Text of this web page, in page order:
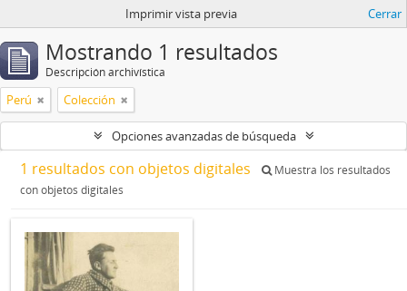
Imprimir vista previa Cerrar
Mostrando 1 resultados
Descripción archivística
Perú Colección
Opciones avanzadas de búsqueda
1 resultados con objetos digitales
Muestra los resultados
con objetos digitales